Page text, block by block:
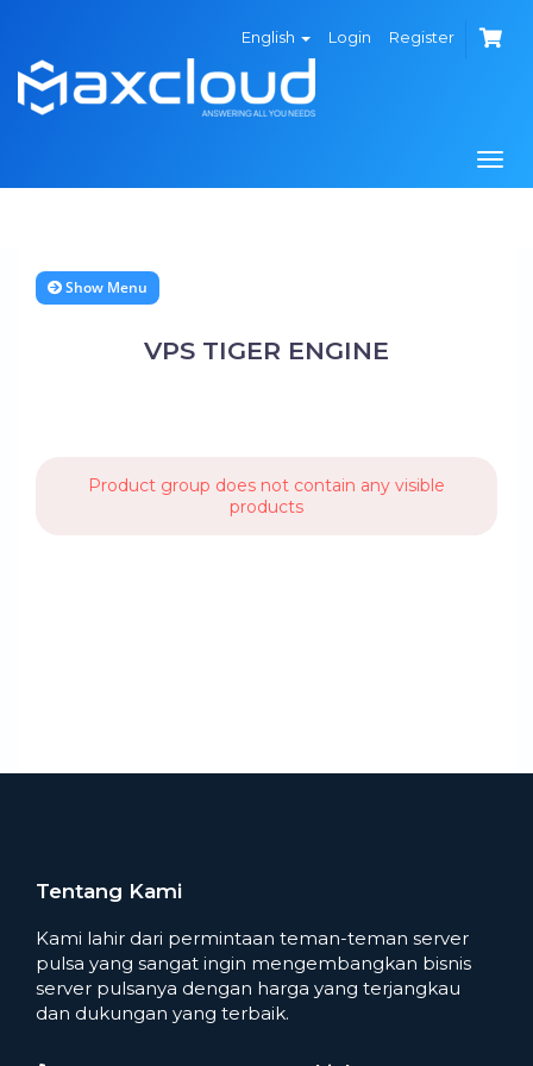
English Login Register
Show Menu
VPS TIGER ENGINE
Product group does not contain any visible
products
Tentang Kami
Kami lahir dari permintaan teman-teman server
pulsa yang sangat ingin mengembangkan bisnis
server pulsanya dengan harga yang terjangkau
dan dukungan yang terbaik.